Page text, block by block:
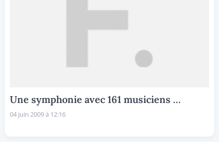
Une symphonie avec 161 musiciens …
04 juin 2009 à 12:16